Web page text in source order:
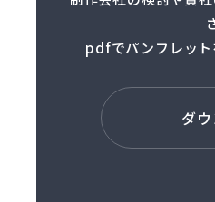
pdfでパンフレット
ダ